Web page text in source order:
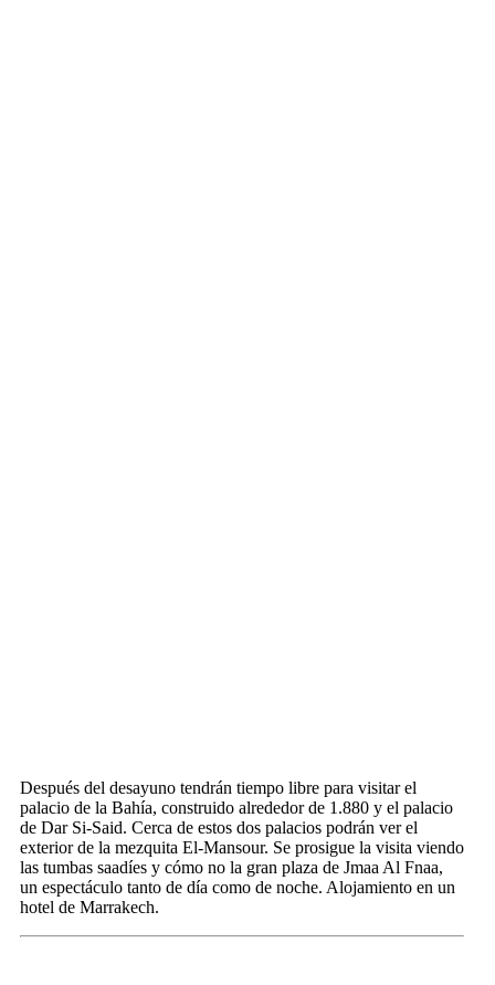
Después del desayuno tendrán tiempo libre para visitar el
palacio de la Bahía, construido alrededor de 1.880 y el palacio
de Dar Si-Said. Cerca de estos dos palacios podrán ver el
exterior de la mezquita El-Mansour. Se prosigue la visita viendo
las tumbas saadíes y cómo no la gran plaza de Jmaa Al Fnaa,
un espectáculo tanto de día como de noche. Alojamiento en un
hotel de Marrakech.